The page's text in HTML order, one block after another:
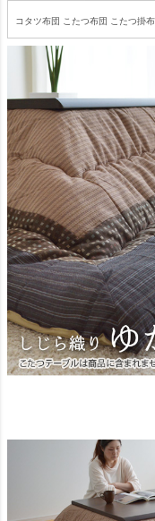
コタツ布団 こたつ布団 こたつ掛